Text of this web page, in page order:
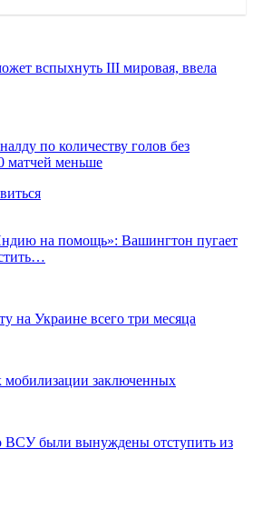
вспыхнуть III мировая, ввела
по количеству голов без
матчей меньше
на помощь»: Вашингтон пугает
на Украине всего три месяца
мобилизации заключенных
ВСУ были вынуждены отступить из